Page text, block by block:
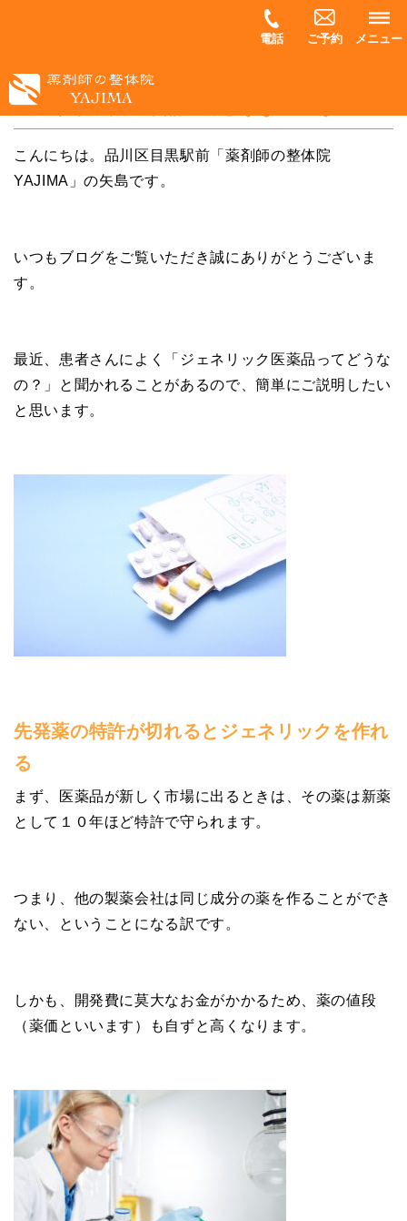
電話 ご予約 メニュー
ジェネリック医薬品ってどうなの？その１
こんにちは。品川区目黒駅前「薬剤師の整体院
YAJIMA」の矢島です。
いつもブログをご覧いただき誠にありがとうございま
す。
最近、患者さんによく「ジェネリック医薬品ってどうな
の？」と聞かれることがあるので、簡単にご説明したい
と思います。
先発薬の特許が切れるとジェネリックを作れ
る
まず、医薬品が新しく市場に出るときは、その薬は新薬
として１０年ほど特許で守られます。
つまり、他の製薬会社は同じ成分の薬を作ることができ
ない、ということになる訳です。
しかも、開発費に莫大なお金がかかるため、薬の値段
（薬価といいます）も自ずと高くなります。